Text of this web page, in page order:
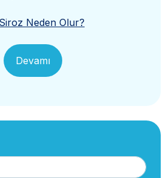
Neden Olur?
Devamı